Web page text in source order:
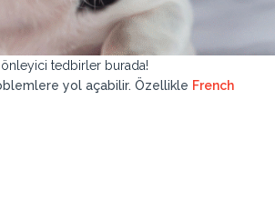
önleyici tedbirler burada!
yol açabilir. Özellikle French